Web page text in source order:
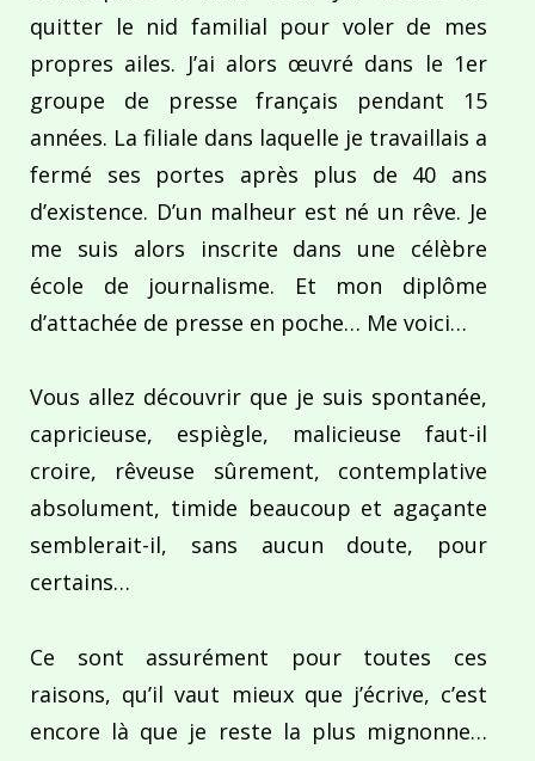
quitter le nid familial pour voler de mes
propres ailes. J’ai alors œuvré dans le 1er
groupe de presse français pendant 15
années. La filiale dans laquelle je travaillais a
fermé ses portes après plus de 40 ans
d’existence. D’un malheur est né un rêve. Je
me suis alors inscrite dans une célèbre
école de journalisme. Et mon diplôme
d’attachée de presse en poche… Me voici…
Vous allez découvrir que je suis spontanée,
capricieuse, espiègle, malicieuse faut-il
croire, rêveuse sûrement, contemplative
absolument, timide beaucoup et agaçante
semblerait-il, sans aucun doute, pour
certains…
Ce sont assurément pour toutes ces
raisons, qu’il vaut mieux que j’écrive, c’est
encore là que je reste la plus mignonne…